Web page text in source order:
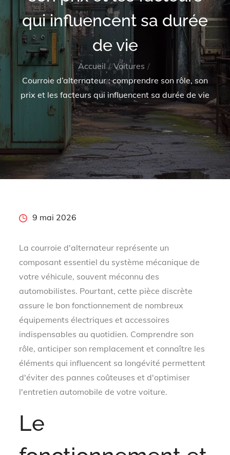
qui influencent sa durée
de vie
Accueil
Voitures
Courroie d’alternateur : comprendre son rôle, son
prix et les facteurs qui influencent sa durée de vie
Posted9 mai 2026
La courroie d'alternateur représente un
composant essentiel du système mécanique de
votre véhicule, souvent méconnu des
automobilistes. Pourtant, cette pièce discrète
assure le bon fonctionnement de nombreux
équipements électriques et accessoires
indispensables au quotidien. Comprendre son
rôle, anticiper son remplacement et connaître les
éléments qui influencent sa longévité permettent
d'éviter des pannes coûteuses et d'optimiser
l'entretien automobile de votre voiture.
Le